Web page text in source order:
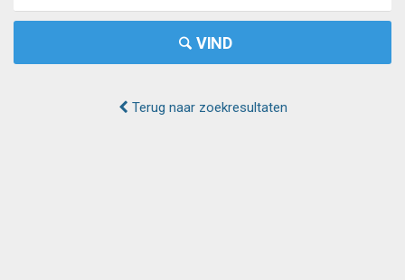
VIND
Terug naar zoekresultaten